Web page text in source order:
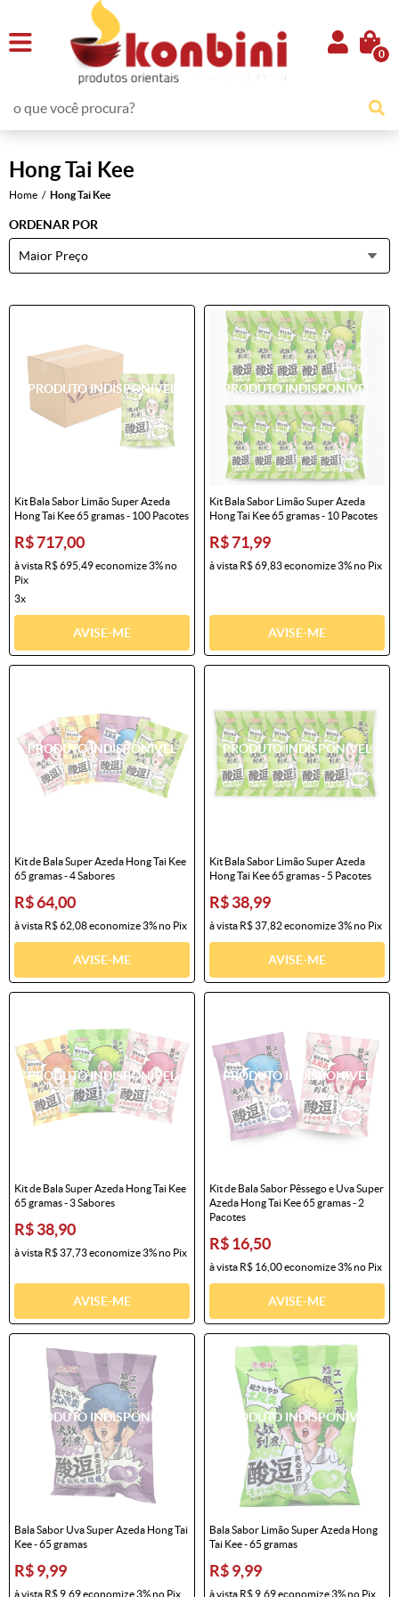
0
Hong Tai Kee
Home Hong Tai Kee
ORDENAR POR
Maior Preço
Kit Bala Sabor Limão Super Azeda
Hong Tai Kee 65 gramas - 100 Pacotes
R$ 717,00
à vista R$ 695,49economize3%no
Pix
3x
AVISE-ME
Kit Bala Sabor Limão Super Azeda
Hong Tai Kee 65 gramas - 10 Pacotes
R$ 71,99
à vista R$ 69,83economize3%no Pix
AVISE-ME
Kit de Bala Super Azeda Hong Tai Kee
65 gramas - 4 Sabores
R$ 64,00
à vista R$ 62,08economize3%no Pix
AVISE-ME
Kit Bala Sabor Limão Super Azeda
Hong Tai Kee 65 gramas - 5 Pacotes
R$ 38,99
à vista R$ 37,82economize3%no Pix
AVISE-ME
Kit de Bala Super Azeda Hong Tai Kee
65 gramas - 3 Sabores
R$ 38,90
à vista R$ 37,73economize3%no Pix
AVISE-ME
Kit de Bala Sabor Pêssego e Uva Super
Azeda Hong Tai Kee 65 gramas - 2
Pacotes
R$ 16,50
à vista R$ 16,00economize3%no Pix
AVISE-ME
Bala Sabor Uva Super Azeda Hong Tai
Kee - 65 gramas
R$ 9,99
à vista R$ 9,69economize3%no Pix
Bala Sabor Limão Super Azeda Hong
Tai Kee - 65 gramas
R$ 9,99
à vista R$ 9,69economize3%no Pix